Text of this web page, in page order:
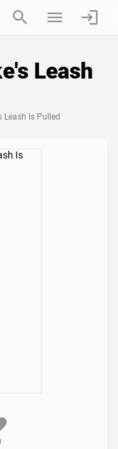
Leash
Leash Is Pulled